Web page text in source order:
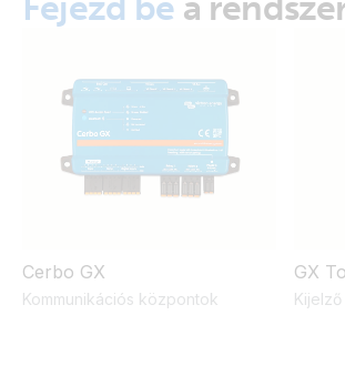
Cerbo GX
Kommunikációs központok
GX